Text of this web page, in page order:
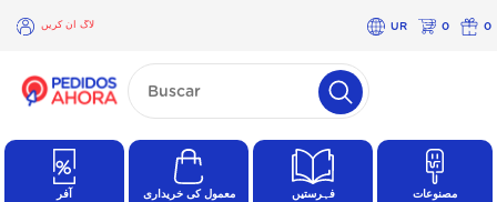
لاگ ان کریں UR 0 0
×
لاگ
کریں
آفر معمول کی خریداری فہرستیں مصنوعات